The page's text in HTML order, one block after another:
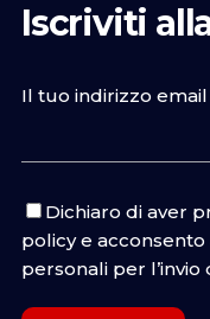
Iscriviti
Il tuo indirizzo email
Dichiaro di aver
policye acconsento
personali per